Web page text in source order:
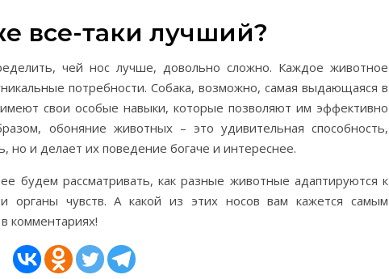
все-таки лучший?
чей нос лучше, довольно сложно. Каждое животное
потребности. Собака, возможно, самая выдающаяся в
свои особые навыки, которые позволяют им эффективно
обоняние животных – это удивительная способность,
но и делает их поведение богаче и интереснее.
будем рассматривать, как разные животные адаптируются к
органы чувств. А какой из этих носов вам кажется самым
комментариях!